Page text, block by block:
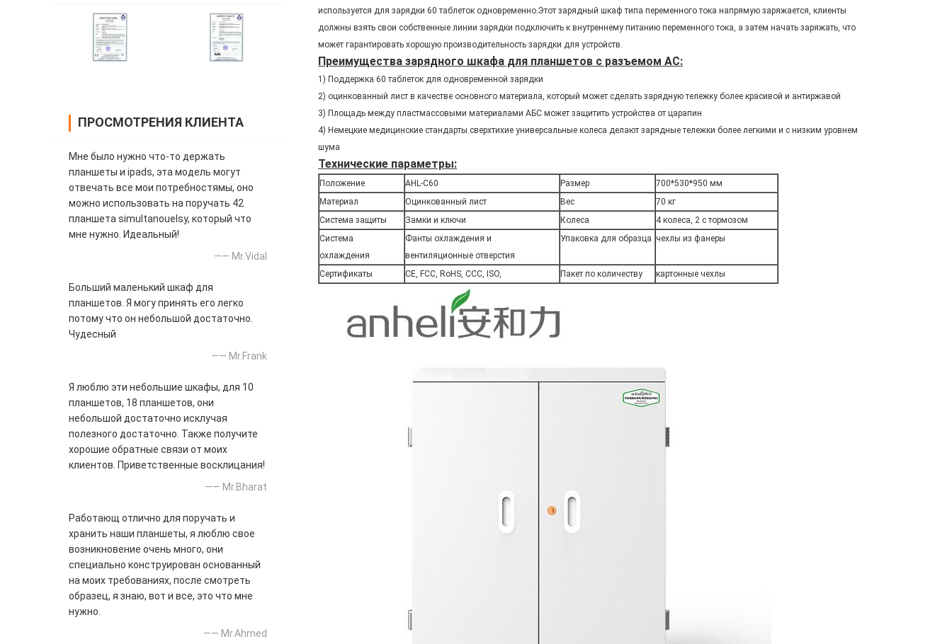
ПРОСМОТРЕНИЯ КЛИЕНТА
Мне было нужно что-то держать
планшеты и ipads, эта модель могут
отвечать все мои потребностямы, оно
можно использовать на поручать 42
планшета simultanouelsy, который что
мне нужно. Идеальный!
—— Mr.Vidal
Больший маленький шкаф для
планшетов. Я могу принять его легко
потому что он небольшой достаточно.
Чудесный
—— Mr.Frank
Я люблю эти небольшие шкафы, для 10
планшетов, 18 планшетов, они
небольшой достаточно исклучая
полезного достаточно. Также получите
хорошие обратные связи от моих
клиентов. Приветственные восклицания!
—— Mr.Bharat
Работающ отлично для поручать и
хранить наши планшеты, я люблю свое
возникновение очень много, они
специально конструирован основанный
на моих требованиях, после смотреть
образец, я знаю, вот и все, это что мне
нужно.
—— Mr.Ahmed
используется для зарядки 60 таблеток одновременно.Этот зарядный шкаф типа переменного тока напрямую заряжается, клиенты
должны взять свои собственные линии зарядки подключить к внутреннему питанию переменного тока, а затем начать заряжать, что
может гарантировать хорошую производительность зарядки для устройств.
Преимущества зарядного шкафа для планшетов с разъемом AC:
1) Поддержка 60 таблеток для одновременной зарядки
2) оцинкованный лист в качестве основного материала, который может сделать зарядную тележку более красивой и антиржавой
3) Площадь между пластмассовыми материалами АБС может защитить устройства от царапин
4) Немецкие медицинские стандарты сверхтихие универсальные колеса делают зарядные тележки более легкими и с низким уровнем
шума
Технические параметры:
Положение AHL-C60 Размер
700*530*950 мм
Материал
Оцинкованный лист Вес
70 кг
Система защиты
Замки и ключи Колеса
4 колеса, 2 с тормозом
Система
охлаждения
Фанты охлаждения и
вентиляционные отверстия
Упаковка для образца чехлы из фанеры
Сертификаты CE, FCC, RoHS, CCC, ISO, Пакет по количеству картонные чехлы